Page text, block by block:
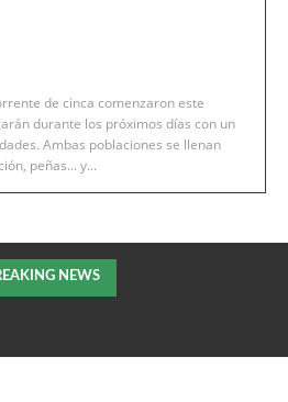
de cinca comenzaron este
durante los próximos días con un
Ambas poblaciones se llenan
peñas... y...
NEWS